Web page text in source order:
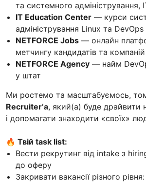
та системного адміністрування,
IT Education Center — курси
адміністрування Linux та DevOps
NETFORCE Jobs — онлайн
метчингу кандидатів та компаній
NETFORCE Agency — найм
у штат
Ми ростемо та масштабуємось,
Recruiter’а, який(а) буде драйвити
і допомагати знаходити «своїх»
🔥 Твій task list:
Вести рекрутинг від intake з
до оферу
Закривати вакансії різного